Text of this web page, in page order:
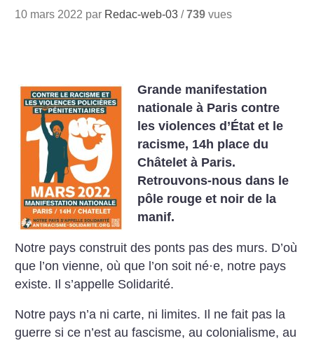
10 mars 2022 par Redac-web-03 /739 vues
Grande manifestation
nationale à Paris contre
les violences d’État et le
racisme, 14h place du
Châtelet à Paris.
Retrouvons-nous dans le
pôle rouge et noir de la
manif.
Notre pays construit des ponts pas des murs. D’où
que l’on vienne, où que l’on soit né·e, notre pays
existe. Il s’appelle Solidarité.
Notre pays n’a ni carte, ni limites. Il ne fait pas la
guerre si ce n’est au fascisme, au colonialisme, au